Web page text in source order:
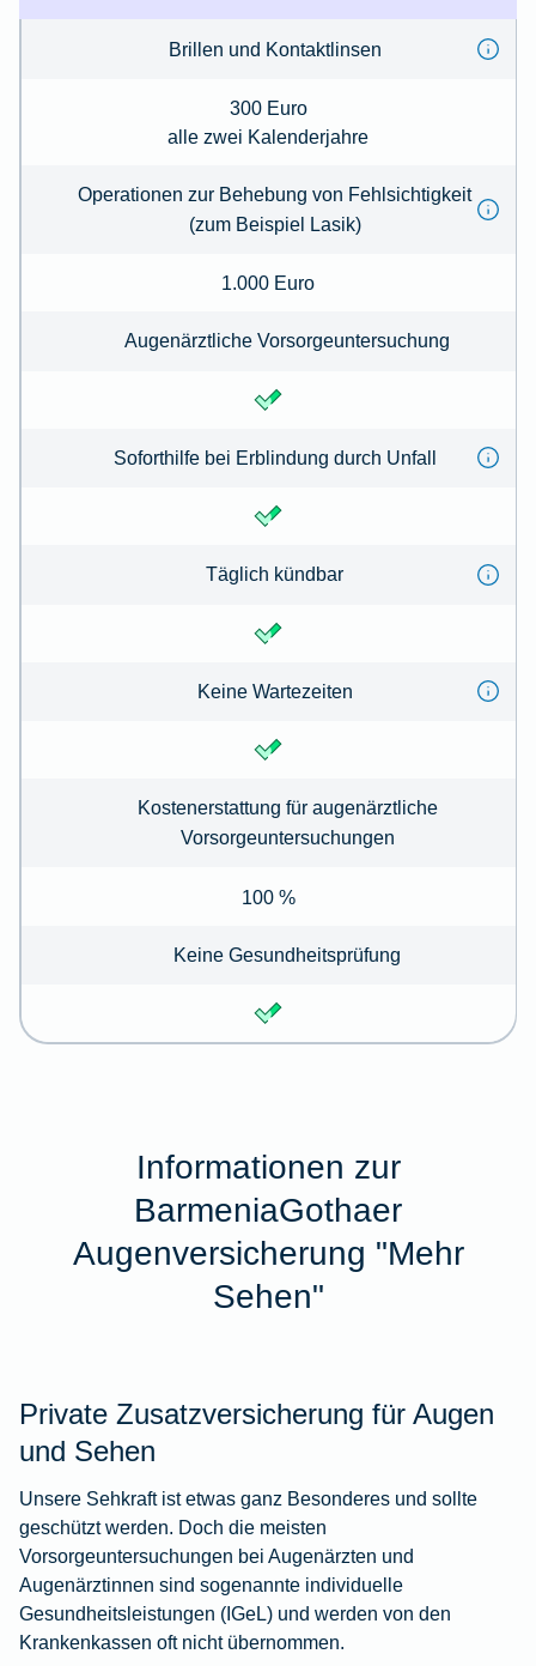
Brillen und Kontaktlinsen
300 Euro
alle zwei Kalenderjahre
Operationen zur Behebung von Fehlsichtigkeit
(zum Beispiel Lasik)
1.000 Euro
Augenärztliche Vorsorgeuntersuchung
Soforthilfe bei Erblindung durch Unfall
Täglich kündbar
Keine Wartezeiten
Kostenerstattung für augenärztliche
Vorsorgeuntersuchungen
100 %
Keine Gesundheitsprüfung
Informationen zur
BarmeniaGothaer
Augenversicherung "Mehr
Sehen"
Private Zusatzversicherung für Augen
und Sehen
Unsere Sehkraft ist etwas ganz Besonderes und sollte
geschützt werden. Doch die meisten
Vorsorgeuntersuchungen bei Augenärzten und
Augenärztinnen sind sogenannte individuelle
Gesundheitsleistungen (IGeL) und werden von den
Krankenkassen oft nicht übernommen.